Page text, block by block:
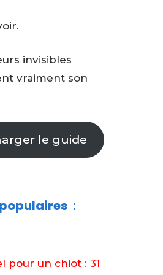
invisibles
vraiment son
le guide
:
pour un chiot : 31